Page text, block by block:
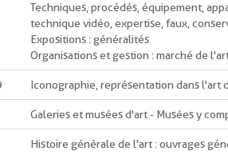
Techniques, procédés, équipement,
technique vidéo, expertise, faux,
Expositions : généralités
Organisations et gestion : marché de
Iconographie, représentation dans l'art
Galeries et musées d'art - Musées y
Histoire générale de l'art : ouvrages